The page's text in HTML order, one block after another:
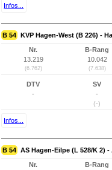
Infos...
B 54 KVP Hagen-West (B 226) -
Nr.
13.219
(6.762)
B-Rang
10.042
(7.638)
DTV
-
SV
-
(-)
Infos...
B 54 AS Hagen-Eilpe (L 528/K 2)
Nr.
B-Rang